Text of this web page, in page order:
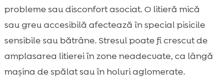
probleme sau disconfort asociat. O litieră mică
sau greu accesibilă afectează în special pisicile
sensibile sau bătrâne. Stresul poate fi crescut de
amplasarea litierei în zone neadecvate, ca lângă
mașina de spălat sau în holuri aglomerate.